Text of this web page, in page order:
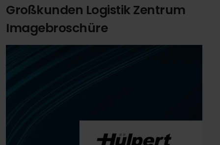
Großkunden Logistik Zentrum
Imagebroschüre